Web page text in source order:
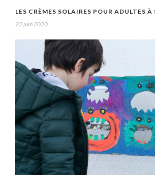
LES CRÈMES SOLAIRES POUR ADULTES À
22 juin 2020